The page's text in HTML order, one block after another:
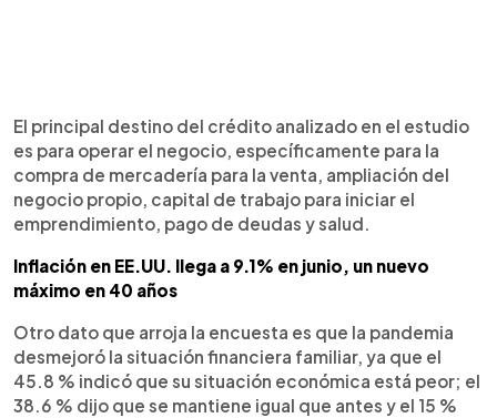
El principal destino del crédito analizado en el estudio
es para operar el negocio, específicamente para la
compra de mercadería para la venta, ampliación del
negocio propio, capital de trabajo para iniciar el
emprendimiento, pago de deudas y salud.
Inflación en EE.UU. llega a 9.1% en junio, un nuevo
máximo en 40 años
Otro dato que arroja la encuesta es que la pandemia
desmejoró la situación financiera familiar, ya que el
45.8 % indicó que su situación económica está peor; el
38.6 % dijo que se mantiene igual que antes y el 15 %